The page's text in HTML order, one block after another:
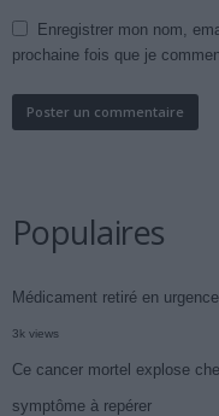
Enregistrer mon nom,
prochaine fois que je
Populaires
Médicament retiré en
3k views
Ce cancer mortel explose
symptôme à repérer